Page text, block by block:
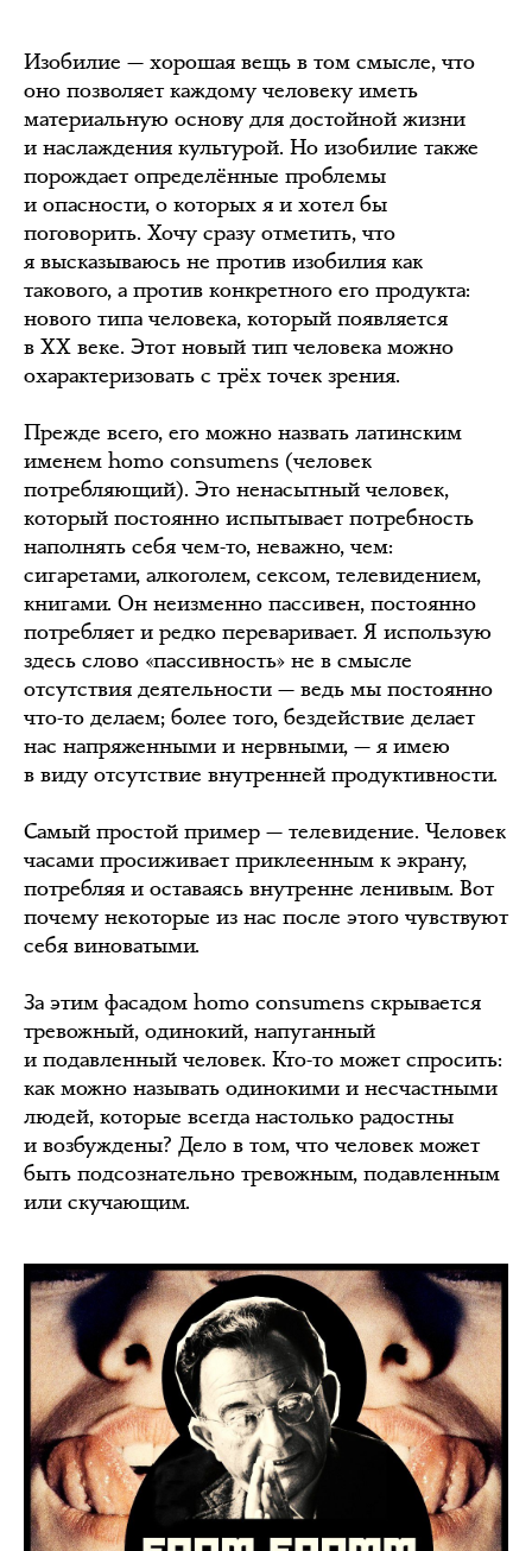
Изобилие — хорошая вещь в том смысле, что
оно позволяет каждому человеку иметь
материальную основу для достойной жизни
и наслаждения культурой. Но изобилие также
порождает определённые проблемы
и опасности, о которых я и хотел бы
поговорить. Хочу сразу отметить, что
я высказываюсь не против изобилия как
такового, а против конкретного его продукта:
нового типа человека, который появляется
в ХХ веке. Этот новый тип человека можно
охарактеризовать с трёх точек зрения.
Прежде всего, его можно назвать латинским
именем homo consumens (человек
потребляющий). Это ненасытный человек,
который постоянно испытывает потребность
наполнять себя чем-то, неважно, чем:
сигаретами, алкоголем, сексом, телевидением,
книгами. Он неизменно пассивен, постоянно
потребляет и редко переваривает. Я использую
здесь слово «пассивность» не в смысле
отсутствия деятельности — ведь мы постоянно
что-то делаем; более того, бездействие делает
нас напряженными и нервными, — я имею
в виду отсутствие внутренней продуктивности.
Самый простой пример — телевидение. Человек
часами просиживает приклеенным к экрану,
потребляя и оставаясь внутренне ленивым. Вот
почему некоторые из нас после этого чувствуют
себя виноватыми.
За этим фасадом homo consumens скрывается
тревожный, одинокий, напуганный
и подавленный человек. Кто-то может спросить:
как можно называть одинокими и несчастными
людей, которые всегда настолько радостны
и возбуждены? Дело в том, что человек может
быть подсознательно тревожным, подавленным
или скучающим.